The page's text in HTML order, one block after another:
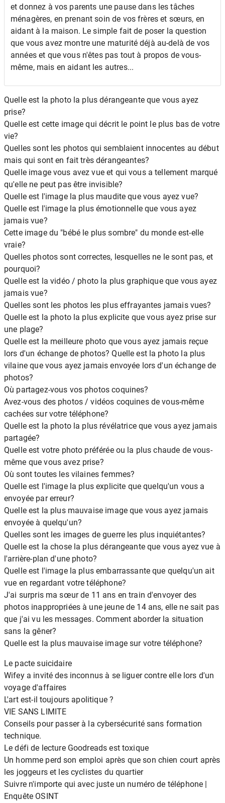
et donnez à vos parents une pause dans les tâches
ménagères, en prenant soin de vos frères et sœurs, en
aidant à la maison. Le simple fait de poser la question
que vous avez montre une maturité déjà au-delà de vos
années et que vous n'êtes pas tout à propos de vous-
même, mais en aidant les autres...
Quelle est la photo la plus dérangeante que vous ayez
prise?
Quelle est cette image qui décrit le point le plus bas de votre
vie?
Quelles sont les photos qui semblaient innocentes au début
mais qui sont en fait très dérangeantes?
Quelle image vous avez vue et qui vous a tellement marqué
qu'elle ne peut pas être invisible?
Quelle est l'image la plus maudite que vous ayez vue?
Quelle est l'image la plus émotionnelle que vous ayez
jamais vue?
Cette image du "bébé le plus sombre" du monde est-elle
vraie?
Quelles photos sont correctes, lesquelles ne le sont pas, et
pourquoi?
Quelle est la vidéo / photo la plus graphique que vous ayez
jamais vue?
Quelles sont les photos les plus effrayantes jamais vues?
Quelle est la photo la plus explicite que vous ayez prise sur
une plage?
Quelle est la meilleure photo que vous ayez jamais reçue
lors d'un échange de photos? Quelle est la photo la plus
vilaine que vous ayez jamais envoyée lors d'un échange de
photos?
Où partagez-vous vos photos coquines?
Avez-vous des photos / vidéos coquines de vous-même
cachées sur votre téléphone?
Quelle est la photo la plus révélatrice que vous ayez jamais
partagée?
Quelle est votre photo préférée ou la plus chaude de vous-
même que vous avez prise?
Où sont toutes les vilaines femmes?
Quelle est l'image la plus explicite que quelqu'un vous a
envoyée par erreur?
Quelle est la plus mauvaise image que vous ayez jamais
envoyée à quelqu'un?
Quelles sont les images de guerre les plus inquiétantes?
Quelle est la chose la plus dérangeante que vous ayez vue à
l'arrière-plan d'une photo?
Quelle est l'image la plus embarrassante que quelqu'un ait
vue en regardant votre téléphone?
J'ai surpris ma sœur de 11 ans en train d'envoyer des
photos inappropriées à une jeune de 14 ans, elle ne sait pas
que j'ai vu les messages. Comment aborder la situation
sans la gêner?
Quelle est la plus mauvaise image sur votre téléphone?
Le pacte suicidaire
Wifey a invité des inconnus à se liguer contre elle lors d'un
voyage d'affaires
L'art est-il toujours apolitique ?
VIE SANS LIMITE
Conseils pour passer à la cybersécurité sans formation
technique.
Le défi de lecture Goodreads est toxique
Un homme perd son emploi après que son chien court après
les joggeurs et les cyclistes du quartier
Suivre n'importe qui avec juste un numéro de téléphone |
Enquête OSINT